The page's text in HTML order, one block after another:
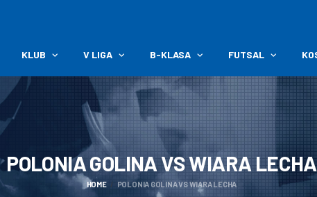
KLUB V LIGA B-KLASA FUTSAL
POLONIA GOLINA VS WIARALECHA
HOME POLONIA GOLINA VS WIARA LECHA